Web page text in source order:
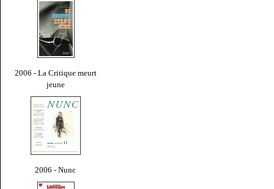
2006 - La Critique meurt
jeune
2006 - Nunc